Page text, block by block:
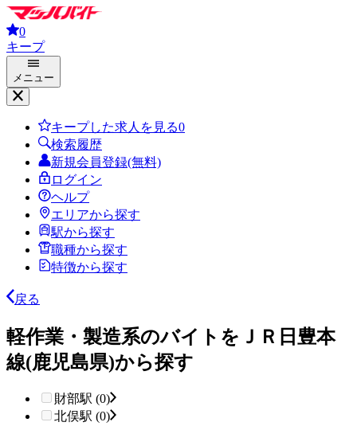
0
キープ
メニュー
キープした求人を見る0
検索履歴
新規会員登録(無料)
ログイン
ヘルプ
エリアから探す
駅から探す
職種から探す
特徴から探す
戻る
軽作業・製造系のバイトをＪＲ日豊本
線(鹿児島県)から探す
財部駅 (0)
北俣駅 (0)